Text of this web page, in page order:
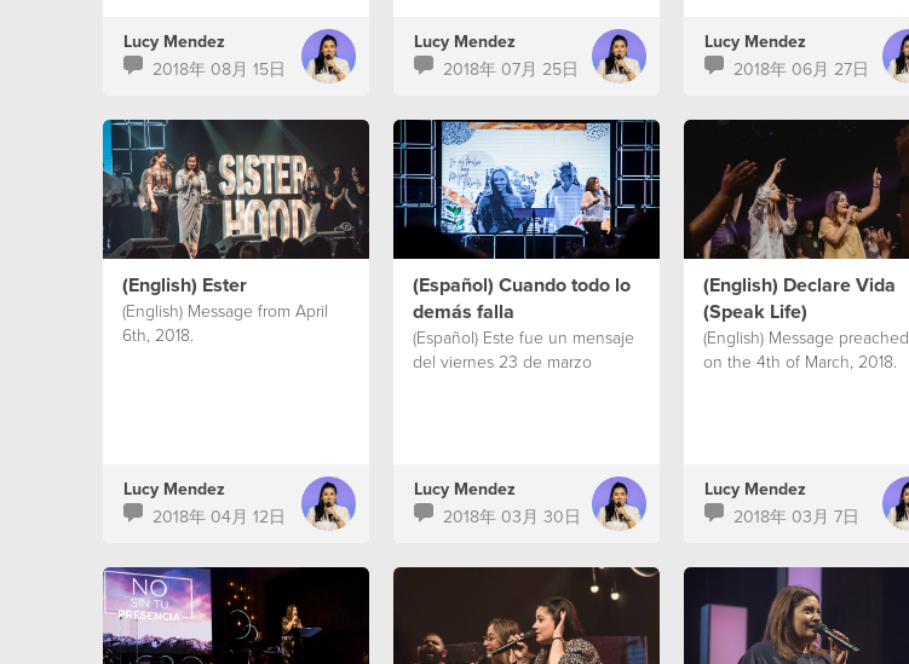
Lucy Mendez
2018年 08月 15日
Lucy Mendez
2018年 07月 25日
Lucy Mendez
2018年 06月 27日
(English) Ester
(English) Message from April
6th, 2018.
Lucy Mendez
2018年 04月 12日
(Español) Cuando todo lo
demás falla
(Español) Este fue un mensaje
del viernes 23 de marzo
Lucy Mendez
2018年 03月 30日
(English) Declare Vida
(Speak Life)
(English) Message preached
on the 4th of March, 2018.
Lucy Mendez
2018年 03月 7日